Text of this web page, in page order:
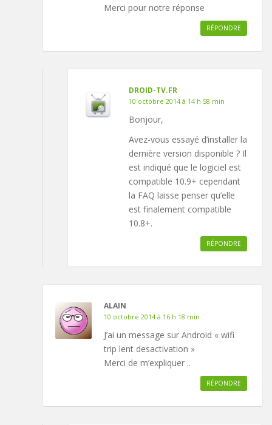
Merci pour notre réponse
RÉPONDRE
DROID-TV.FR
10 octobre 2014 à 14 h 58 min
Bonjour,
Avez-vous essayé d’installer la
dernière version disponible ? Il
est indiqué que le logiciel est
compatible 10.9+ cependant
la FAQ laisse penser qu’elle
est finalement compatible
10.8+.
RÉPONDRE
ALAIN
10 octobre 2014 à 16 h 18 min
J’ai un message sur Android « wifi
trip lent desactivation »
Merci de m’expliquer ..
RÉPONDRE